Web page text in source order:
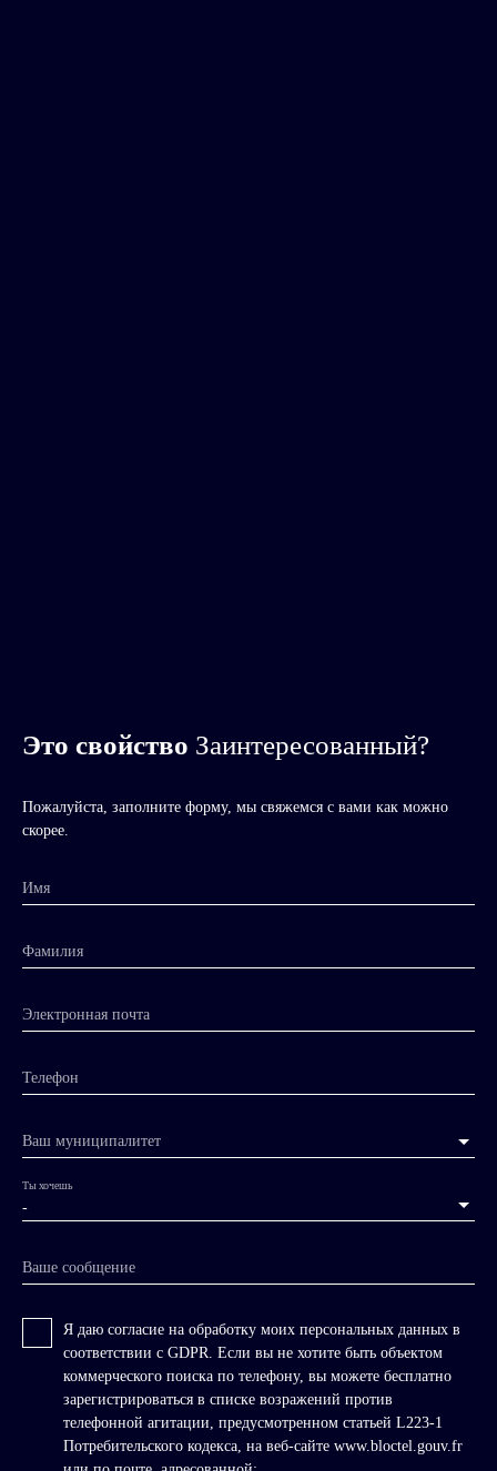
Это свойство Заинтересованный?
Пожалуйста, заполните форму, мы свяжемся с вами как можно
скорее.
Имя
Фамилия
Электронная почта
Телефон
Ваш муниципалитет
-
Ты хочешь
Ваше сообщение
Я даю согласие на обработку моих персональных данных в
соответствии с GDPR. Если вы не хотите быть объектом
коммерческого поиска по телефону, вы можете бесплатно
зарегистрироваться в списке возражений против
телефонной агитации, предусмотренном статьей L223-1
Потребительского кодекса, на веб-сайте www.bloctel.gouv.fr